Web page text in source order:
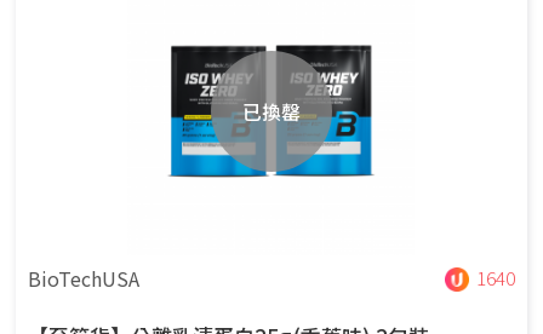
已換罄
BioTechUSA 1640